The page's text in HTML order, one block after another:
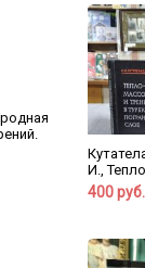
И.,
400 руб.